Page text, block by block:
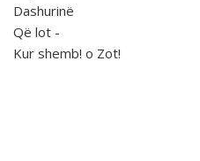
Dashurinë
Që lot -
Kur shemb! o Zot!